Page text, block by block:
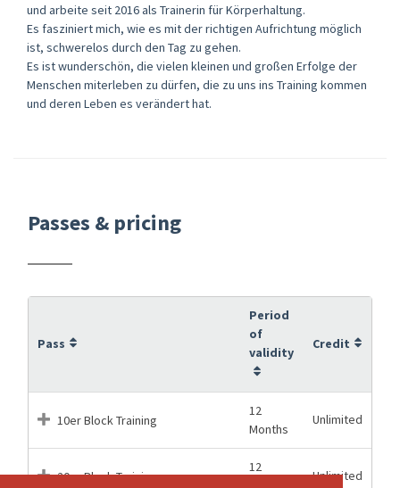
und arbeite seit 2016 als Trainerin für Körperhaltung.
Es fasziniert mich, wie es mit der richtigen Aufrichtung möglich
ist, schwerelos durch den Tag zu gehen.
Es ist wunderschön, die vielen kleinen und großen Erfolge der
Menschen miterleben zu dürfen, die zu uns ins Training kommen
und deren Leben es verändert hat.
Passes & pricing
Pass
Period
of
validity
Credit
10er Block Training
12
Months
Unlimited
20er Block Training
12
Unlimited